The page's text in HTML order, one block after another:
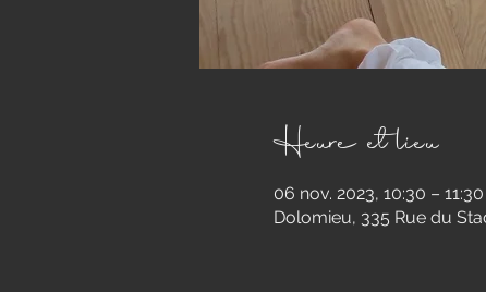
Heure et lieu
06 nov. 2023, 10:30 – 11:30
Dolomieu, 335 Rue du